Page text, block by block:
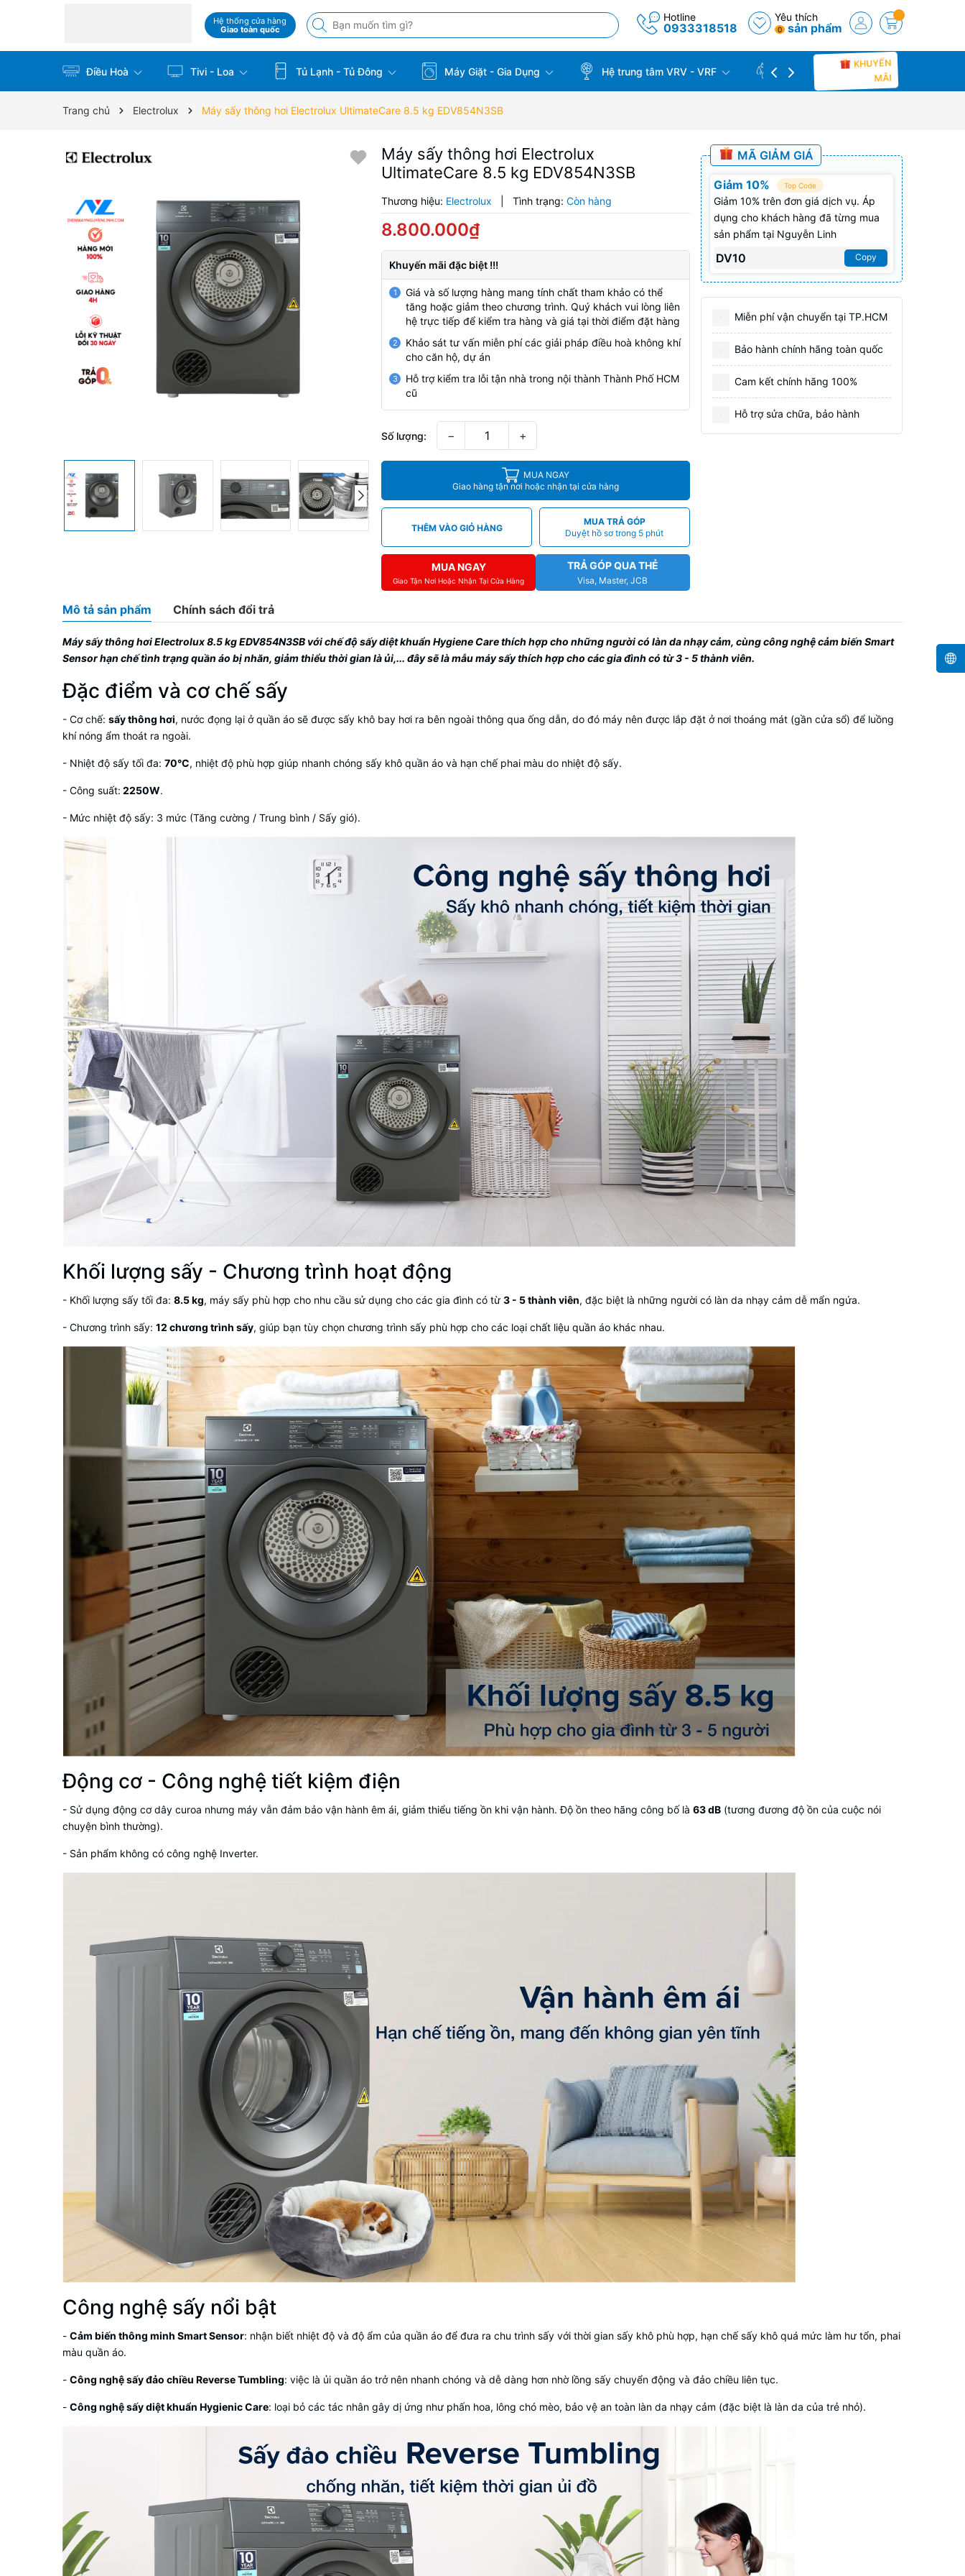
Hệ thống cửa hàng
Giao toàn quốc
Hotline
0933318518
Yêu thích
0 sản phẩm
Điều Hoà Tivi - Loa Tủ Lạnh - Tủ Đông Máy Giặt - Gia Dụng Hệ trung tâm VRV - VRF CÔNG TRÌNH THỰC TẾ
KHUYẾN
MÃI
Trang chủ Electrolux Máy sấy thông hơi Electrolux UltimateCare 8.5 kg EDV854N3SB
Máy sấy thông hơi Electrolux
UltimateCare 8.5 kg EDV854N3SB
Thương hiệu: Electrolux Tình trạng: Còn hàng
8.800.000₫
Khuyến mãi đặc biệt !!!
1
Giá và số lượng hàng mang tính chất tham khảo có thể
tăng hoặc giảm theo chương trình. Quý khách vui lòng liên
hệ trực tiếp để kiểm tra hàng và giá tại thời điểm đặt hàng
2
Khảo sát tư vấn miễn phí các giải pháp điều hoà không khí
cho căn hộ, dự án
3
Hỗ trợ kiểm tra lỗi tận nhà trong nội thành Thành Phố HCM
cũ
Số lượng: − +
MUA NGAY
Giao hàng tận nơi hoặc nhận tại cửa hàng
THÊM VÀO GIỎ HÀNG
MUA TRẢ GÓP
Duyệt hồ sơ trong 5 phút
MUA NGAY
Giao Tận Nơi Hoặc Nhận Tại Cửa Hàng
TRẢ GÓP QUA THẺ
Visa, Master, JCB
MÃ GIẢM GIÁ
Giảm 10% Top Code
Giảm 10% trên đơn giá dịch vụ. Áp
dụng cho khách hàng đã từng mua
sản phẩm tại Nguyễn Linh
DV10 Copy
Miễn phí vận chuyển tại TP.HCM
Bảo hành chính hãng toàn quốc
Cam kết chính hãng 100%
Hỗ trợ sửa chữa, bảo hành
Mô tả sản phẩm Chính sách đổi trả
Máy sấy thông hơi Electrolux 8.5 kg EDV854N3SB với chế độ sấy diệt khuẩn Hygiene Care thích hợp cho những người có làn da nhạy cảm, cùng công nghệ cảm biến Smart
Sensor hạn chế tình trạng quần áo bị nhăn, giảm thiểu thời gian là ủi,... đây sẽ là mẫu máy sấy thích hợp cho các gia đình có từ 3 - 5 thành viên.
Đặc điểm và cơ chế sấy
- Cơ chế: sấy thông hơi, nước đọng lại ở quần áo sẽ được sấy khô bay hơi ra bên ngoài thông qua ống dẫn, do đó máy nên được lắp đặt ở nơi thoáng mát (gần cửa sổ) để luồng
khí nóng ẩm thoát ra ngoài.
- Nhiệt độ sấy tối đa: 70°C, nhiệt độ phù hợp giúp nhanh chóng sấy khô quần áo và hạn chế phai màu do nhiệt độ sấy.
- Công suất: 2250W.
- Mức nhiệt độ sấy: 3 mức (Tăng cường / Trung bình / Sấy gió).
Khối lượng sấy - Chương trình hoạt động
- Khối lượng sấy tối đa: 8.5kg, máy sấy phù hợp cho nhu cầu sử dụng cho các gia đình có từ 3 - 5 thành viên, đặc biệt là những người có làn da nhạy cảm dễ mẩn ngứa.
- Chương trình sấy: 12 chương trình sấy, giúp bạn tùy chọn chương trình sấy phù hợp cho các loại chất liệu quần áo khác nhau.
Động cơ - Công nghệ tiết kiệm điện
- Sử dụng động cơ dây curoa nhưng máy vẫn đảm bảo vận hành êm ái, giảm thiểu tiếng ồn khi vận hành. Độ ồn theo hãng công bố là 63 dB (tương đương độ ồn của cuộc nói
chuyện bình thường).
- Sản phẩm không có công nghệ Inverter.
Công nghệ sấy nổi bật
- Cảm biến thông minh Smart Sensor: nhận biết nhiệt độ và độ ẩm của quần áo để đưa ra chu trình sấy với thời gian sấy khô phù hợp, hạn chế sấy khô quá mức làm hư tổn, phai
màu quần áo.
- Công nghệ sấy đảo chiều Reverse Tumbling: việc là ủi quần áo trở nên nhanh chóng và dễ dàng hơn nhờ lồng sấy chuyển động và đảo chiều liên tục.
- Công nghệ sấy diệt khuẩn Hygienic Care: loại bỏ các tác nhân gây dị ứng như phấn hoa, lông chó mèo, bảo vệ an toàn làn da nhạy cảm (đặc biệt là làn da của trẻ nhỏ).